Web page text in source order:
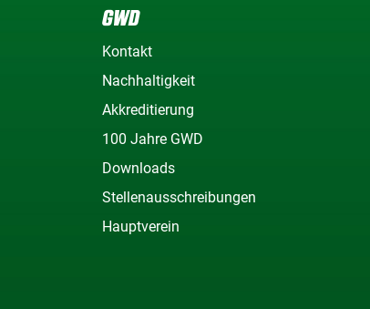
GWD
Kontakt
Nachhaltigkeit
Akkreditierung
100 Jahre GWD
Downloads
Stellenausschreibungen
Hauptverein